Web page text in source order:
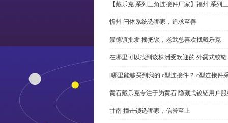
【戴乐克 系列三角连接件厂家】福州 系列
忻州 闩体系统选哪家，追求至善
景德镇批发 摇把锁，老武总喜欢找戴乐克
在哪里可以找到该株洲受欢迎的 外露式铰
[哪里能够买到我的 c型连接件？ c型连接件
黄石戴乐克专注于为黄石 隐藏式铰链用户
甘南 撞击锁选哪家，信誉至上